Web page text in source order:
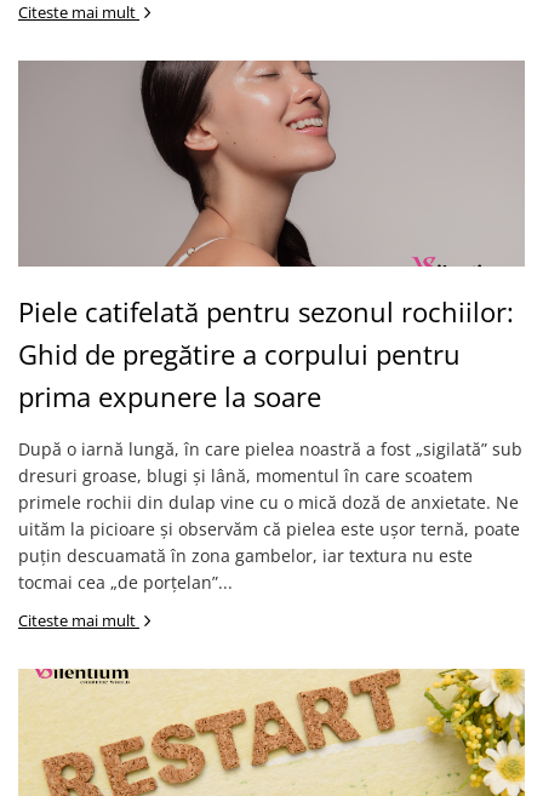
Citeste mai mult
Piele catifelată pentru sezonul rochiilor:
Ghid de pregătire a corpului pentru
prima expunere la soare
După o iarnă lungă, în care pielea noastră a fost „sigilată” sub
dresuri groase, blugi și lână, momentul în care scoatem
primele rochii din dulap vine cu o mică doză de anxietate. Ne
uităm la picioare și observăm că pielea este ușor ternă, poate
puțin descuamată în zona gambelor, iar textura nu este
tocmai cea „de porțelan”...
Citeste mai mult